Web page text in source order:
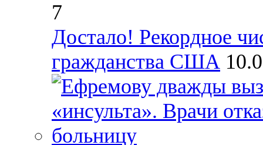
7
Достало! Рекордное
гражданства США